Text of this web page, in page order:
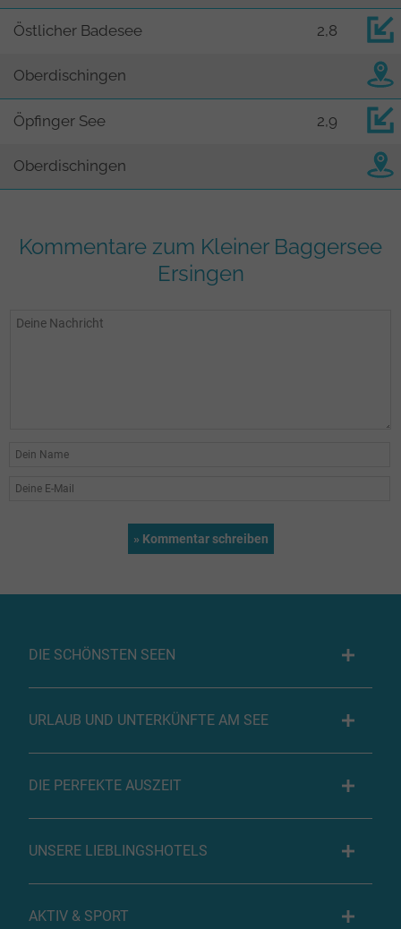
Östlicher Badesee 2,8
Oberdischingen
Öpfinger See 2,9
Oberdischingen
Kommentare zum Kleiner Baggersee
Ersingen
DIE SCHÖNSTEN SEEN
URLAUB UND UNTERKÜNFTE AM SEE
DIE PERFEKTE AUSZEIT
UNSERE LIEBLINGSHOTELS
AKTIV & SPORT